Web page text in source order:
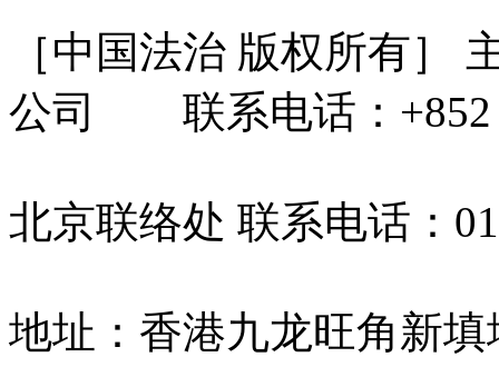
［中国法治 版权所有］
公司 联系电话：+852
北京联络处 联系电话：
地址：香港九龙旺角新